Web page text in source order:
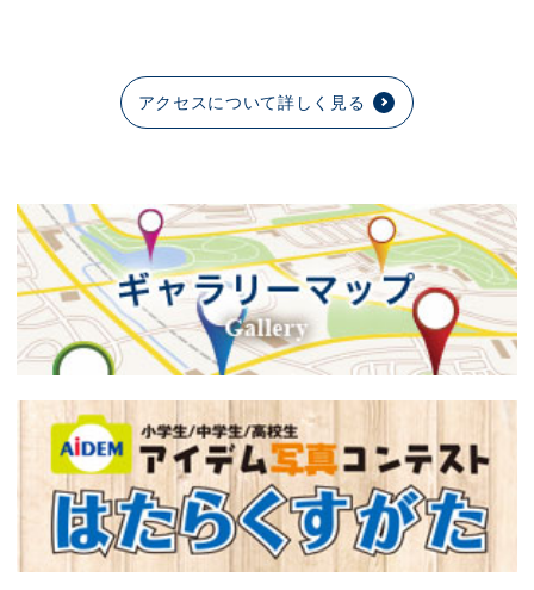
アクセスについて詳しく見る